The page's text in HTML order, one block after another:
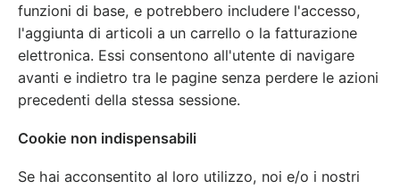
funzioni di base, e potrebbero includere l'accesso,
l'aggiunta di articoli a un carrello o la fatturazione
elettronica. Essi consentono all'utente di navigare
avanti e indietro tra le pagine senza perdere le azioni
precedenti della stessa sessione.
Cookie non indispensabili
Se hai acconsentito al loro utilizzo, noi e/o i nostri